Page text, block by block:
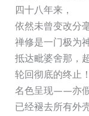
四十八年来，
依然未曾变改分
禅修是一门极为
抵达毗婆舍那，
轮回彻底的终止！
名色呈现——亦假
已经褪去所有外壳